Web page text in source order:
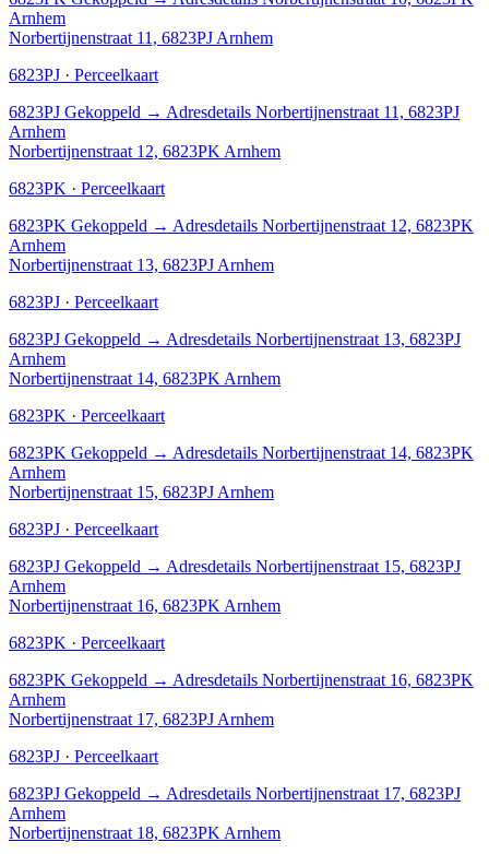
Arnhem
Norbertijnenstraat 11, 6823PJ Arnhem
6823PJ · Perceelkaart
6823PJ Gekoppeld → Adresdetails Norbertijnenstraat 11, 6823PJ
Arnhem
Norbertijnenstraat 12, 6823PK Arnhem
6823PK · Perceelkaart
6823PK Gekoppeld → Adresdetails Norbertijnenstraat 12, 6823PK
Arnhem
Norbertijnenstraat 13, 6823PJ Arnhem
6823PJ · Perceelkaart
6823PJ Gekoppeld → Adresdetails Norbertijnenstraat 13, 6823PJ
Arnhem
Norbertijnenstraat 14, 6823PK Arnhem
6823PK · Perceelkaart
6823PK Gekoppeld → Adresdetails Norbertijnenstraat 14, 6823PK
Arnhem
Norbertijnenstraat 15, 6823PJ Arnhem
6823PJ · Perceelkaart
6823PJ Gekoppeld → Adresdetails Norbertijnenstraat 15, 6823PJ
Arnhem
Norbertijnenstraat 16, 6823PK Arnhem
6823PK · Perceelkaart
6823PK Gekoppeld → Adresdetails Norbertijnenstraat 16, 6823PK
Arnhem
Norbertijnenstraat 17, 6823PJ Arnhem
6823PJ · Perceelkaart
6823PJ Gekoppeld → Adresdetails Norbertijnenstraat 17, 6823PJ
Arnhem
Norbertijnenstraat 18, 6823PK Arnhem